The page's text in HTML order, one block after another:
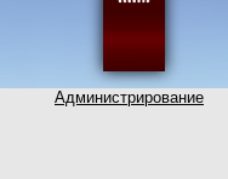
Администрирование